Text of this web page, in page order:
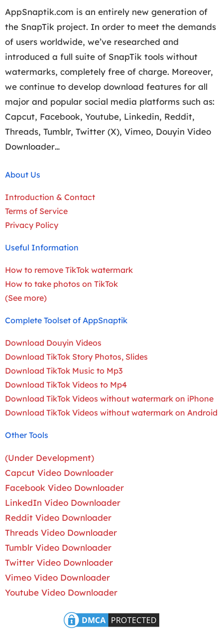
AppSnaptik.com is an entirely new generation of
the SnapTik project. In order to meet the demands
of users worldwide, we’ve researched and
introduced a full suite of SnapTik tools without
watermarks, completely free of charge. Moreover,
we continue to develop download features for all
major and popular social media platforms such as:
Capcut, Facebook, Youtube, Linkedin, Reddit,
Threads, Tumblr, Twitter (X), Vimeo, Douyin Video
Downloader…
About Us
Introduction & Contact
Terms of Service
Privacy Policy
Useful Information
How to remove TikTok watermark
How to take photos on TikTok
(See more)
Complete Toolset of AppSnaptik
Download Douyin Videos
Download TikTok Story Photos, Slides
Download TikTok Music to Mp3
Download TikTok Videos to Mp4
Download TikTok Videos without watermark on iPhone
Download TikTok Videos without watermark on Android
Other Tools
(Under Development)
Capcut Video Downloader
Facebook Video Downloader
LinkedIn Video Downloader
Reddit Video Downloader
Threads Video Downloader
Tumblr Video Downloader
Twitter Video Downloader
Vimeo Video Downloader
Youtube Video Downloader